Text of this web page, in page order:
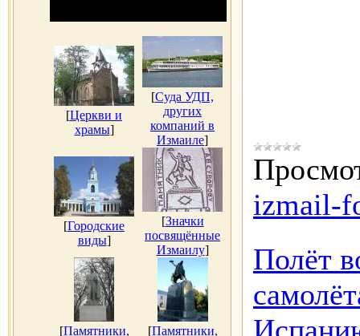
[Церкви и
храмы]
[Суда УДП,
других
компаний в
Измаиле]
[Городские
виды]
[Значки
посвящённые
Измаилу]
[Памятники,
[Памятники,
izmail-
Полёт